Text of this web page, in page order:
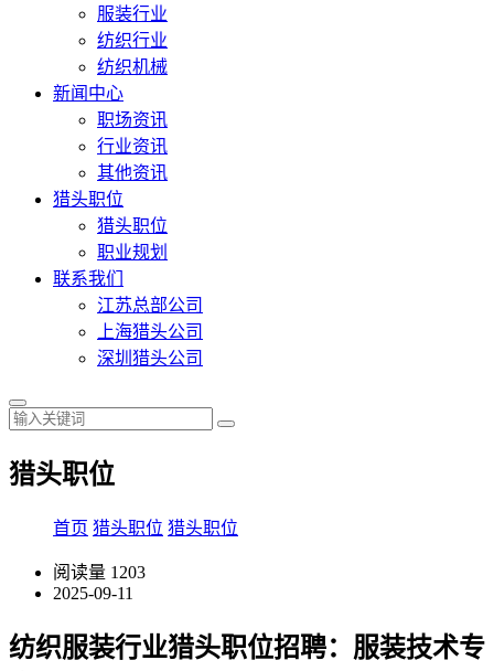
服装行业
纺织行业
纺织机械
新闻中心
职场资讯
行业资讯
其他资讯
猎头职位
猎头职位
职业规划
联系我们
江苏总部公司
上海猎头公司
深圳猎头公司
猎头职位
首页 猎头职位 猎头职位
阅读量 1203
2025-09-11
纺织服装行业猎头职位招聘：服装技术专